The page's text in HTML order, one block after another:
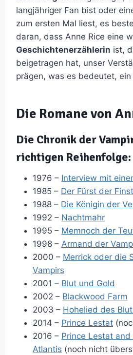
langjähriger Fan bist oder
zum ersten Mal liest, es
daran, dass Anne Rice eine
Geschichtenerzählerin ist,
beigetragen hat, unser
prägen, was es bedeutet,
Die Romane von
Die Chronik der
richtigen Reihenfolge:
1976 – Interview mit
1985 – Der Fürst der
1988 – Die Königin der
1992 – Nachtmahr
1995 – Memnoch der
1998 – Armand der
2000 – Merrick oder die
Vampirs
2001 – Blut und Gold
2002 – Blackwood Farm
2003 – Hohelied des
2014 – Prince Lestat
2016 – Prince Lestat
Atlantis (noch nicht